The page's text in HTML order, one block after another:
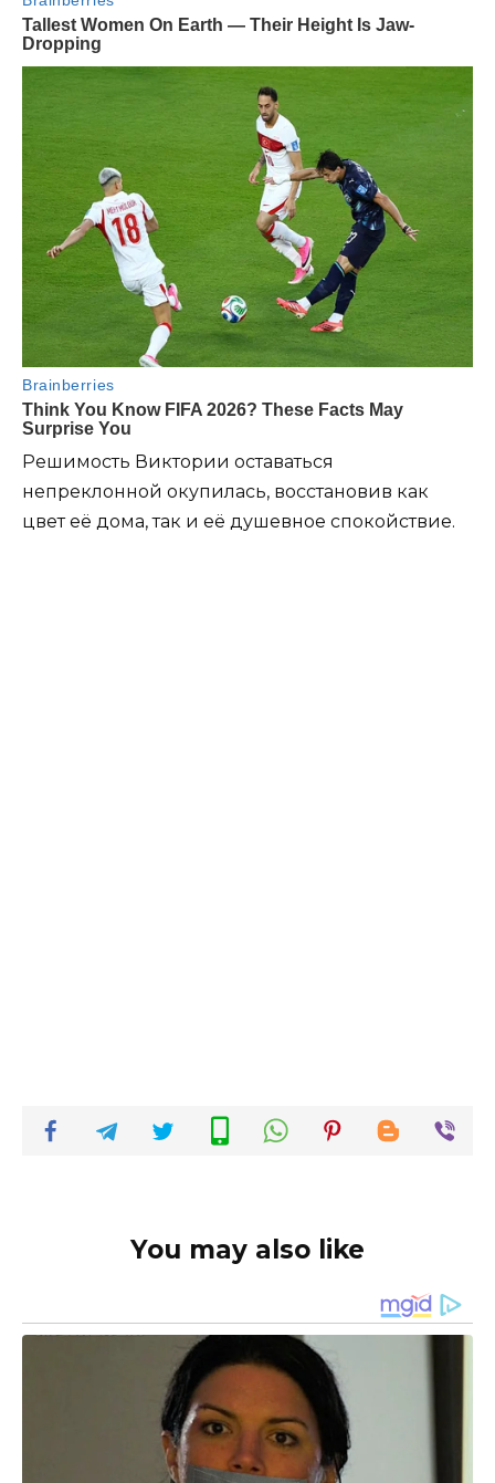
Решимость Виктории оставаться
непреклонной окупилась, восстановив как
цвет её дома, так и её душевное спокойствие.
You may also like